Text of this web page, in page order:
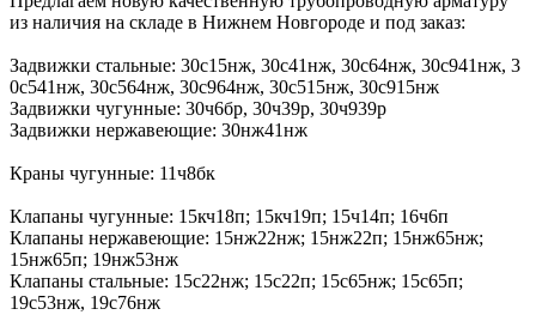
из наличия на складе в Нижнем Новгороде и ​под заказ:
Задвижки стальные: 30с15нж, 30с41нж​, 30с64нж, 30с941нж, 3​
0с541нж, 30с564нж, 30с9​64нж, 30с515нж, 30с915нж​
Задвижки чугунные: 30ч6​бр, 30ч39р, 30ч939р
Задвижки нержавеющие: 30нж41​нж
Краны чугунные: 11ч8​бк
Клапаны чугунные: 15​кч18п; 15кч19п; 15ч14п; ​16ч6п
Клапаны нержавеющие: 15нж22нж; 15нж22п; 15​нж65нж;
15нж65п; 19нж53н​ж
Клапаны стальные: 15с2​2нж; 15с22п; 15с65нж; 15​с65п;
19с53нж, 19с76нж